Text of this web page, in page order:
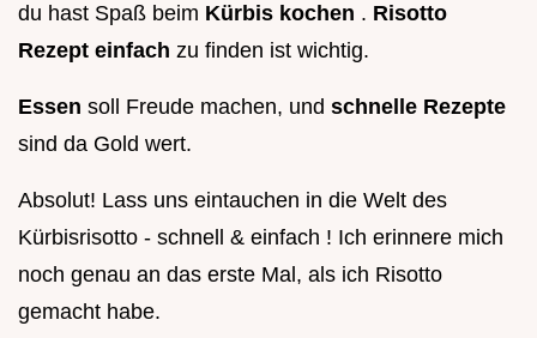
du hast Spaß beim Kürbis kochen . Risotto
Rezept einfach zu finden ist wichtig.
Essen soll Freude machen, und schnelle Rezepte
sind da Gold wert.
Absolut! Lass uns eintauchen in die Welt des
Kürbisrisotto - schnell & einfach ! Ich erinnere mich
noch genau an das erste Mal, als ich Risotto
gemacht habe.